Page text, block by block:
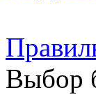
Выбор